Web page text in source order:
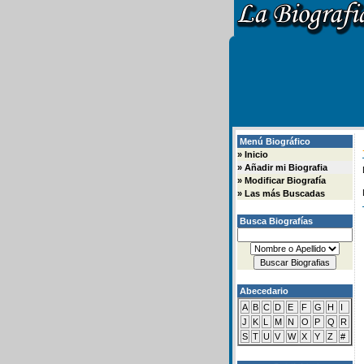
Menú Biográfico
» Inicio
» Añadir mi Biografia
» Modificar Biografía
» Las más Buscadas
Busca Biografías
Abecedario
A B C D E F G H
I
J
K L M N O P Q
R
S T U V W X Y Z #